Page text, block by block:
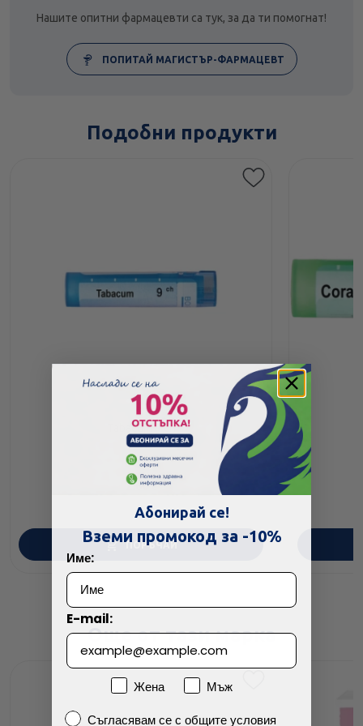
Нашите опитни фармацевти са тук, за да ти помогнат!
ПОПИТАЙ МАГИСТЪР-ФАРМАЦЕВТ
Подобни продукти
Tabacum 9 ch
2.60€
ПОРЪЧАЙ
Още от тази марка
Абонирай се!
Вземи промокод за -10%
Име:
E-mail:
ПолЖена
Мъж
Съгласявам се с общите условия
Съгласявам се с общите условия